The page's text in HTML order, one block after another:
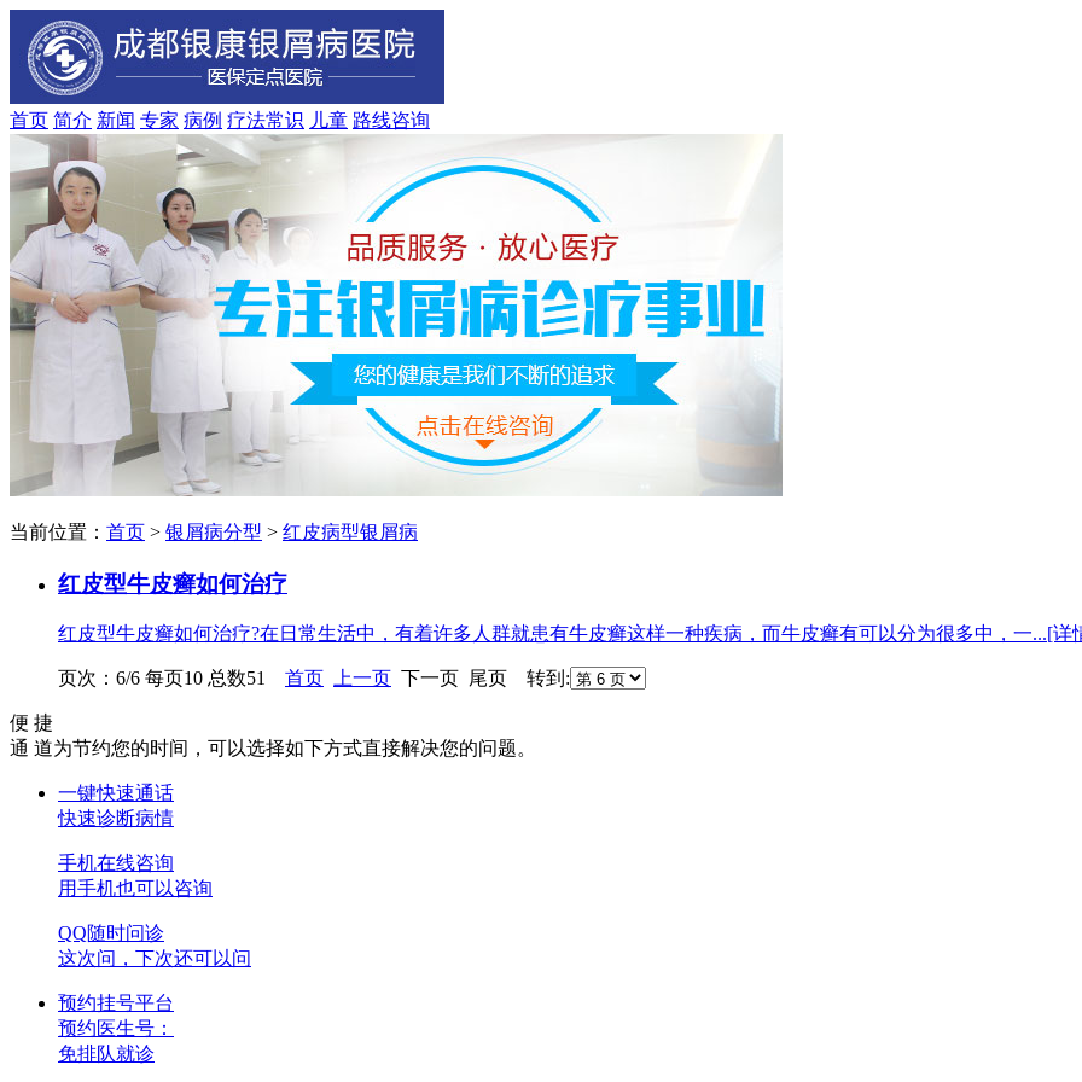
首页 简介 新闻 专家 病例 疗法常识 儿童 路线咨询
当前位置： 首页 > 银屑病分型 > 红皮病型银屑病
红皮型牛皮癣如何治疗
红皮型牛皮癣如何治疗?在日常生活中，有着许多人群就患有牛皮癣这样一种疾病，而牛皮癣有可以分为很多中，一...[详
页次：6/6 每页10 总数51 首页 上一页 下一页 尾页 转到:
便 捷
通 道为节约您的时间，可以选择如下方式直接解决您的问题。
一键快速通话
快速诊断病情
手机在线咨询
用手机也可以咨询
QQ随时问诊
这次问，下次还可以问
预约挂号平台
预约医生号：
免排队就诊